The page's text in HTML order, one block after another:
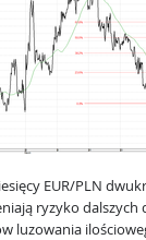
EUR/PLN
ryzyko dalszych
luzowania